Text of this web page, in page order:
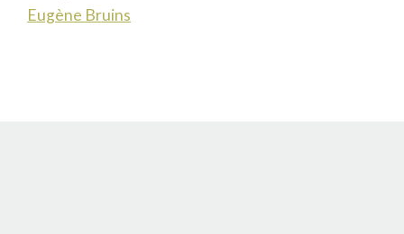
Eugène Bruins